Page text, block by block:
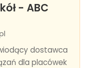
- ABC
dostawca
dla placówek